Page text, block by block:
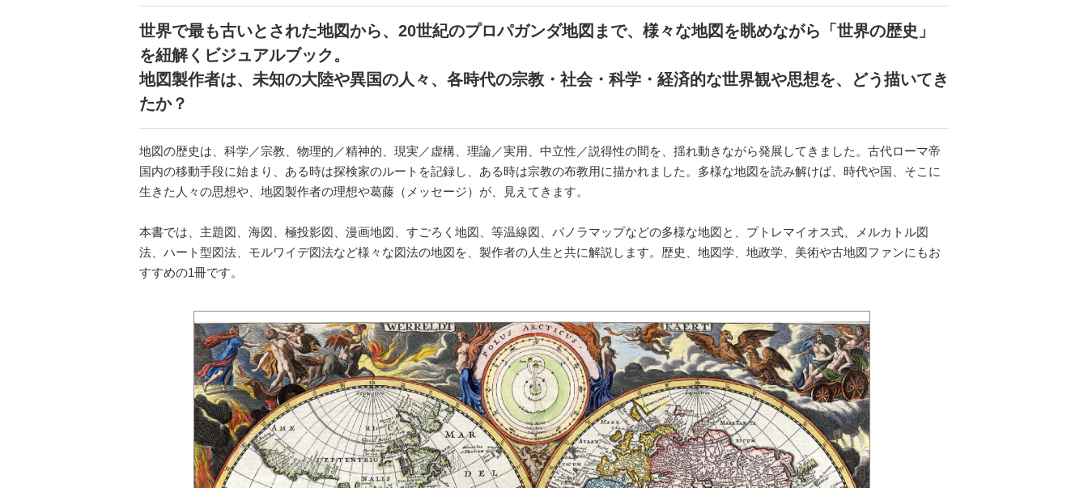
世界で最も古いとされた地図から、20世紀のプロパガンダ地図まで、様々な地図を眺めながら「世界の歴史」
を紐解くビジュアルブック。
地図製作者は、未知の大陸や異国の人々、各時代の宗教・社会・科学・経済的な世界観や思想を、どう描いてき
たか？
地図の歴史は、科学／宗教、物理的／精神的、現実／虚構、理論／実用、中立性／説得性の間を、揺れ動きながら発展してきました。古代ローマ帝
国内の移動手段に始まり、ある時は探検家のルートを記録し、ある時は宗教の布教用に描かれました。多様な地図を読み解けば、時代や国、そこに
生きた人々の思想や、地図製作者の理想や葛藤（メッセージ）が、見えてきます。
本書では、主題図、海図、極投影図、漫画地図、すごろく地図、等温線図、パノラマップなどの多様な地図と、プトレマイオス式、メルカトル図
法、ハート型図法、モルワイデ図法など様々な図法の地図を、製作者の人生と共に解説します。歴史、地図学、地政学、美術や古地図ファンにもお
すすめの1冊です。